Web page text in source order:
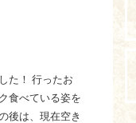
た！ 行ったお
食べている姿を
後は、現在空き